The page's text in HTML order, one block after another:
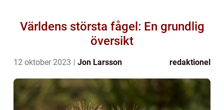
Världens största fågel: En grundlig
översikt
12 oktober 2023 Jon Larsson redaktionel